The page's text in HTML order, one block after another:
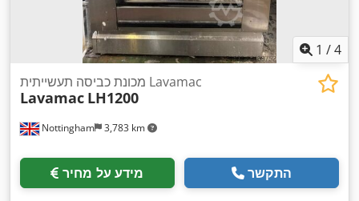
1 /4
Nottingham 3,783 km
מכונת כביסה תעשייתית Lavamac
Lavamac LH1200
מידע על מחיר התקשר